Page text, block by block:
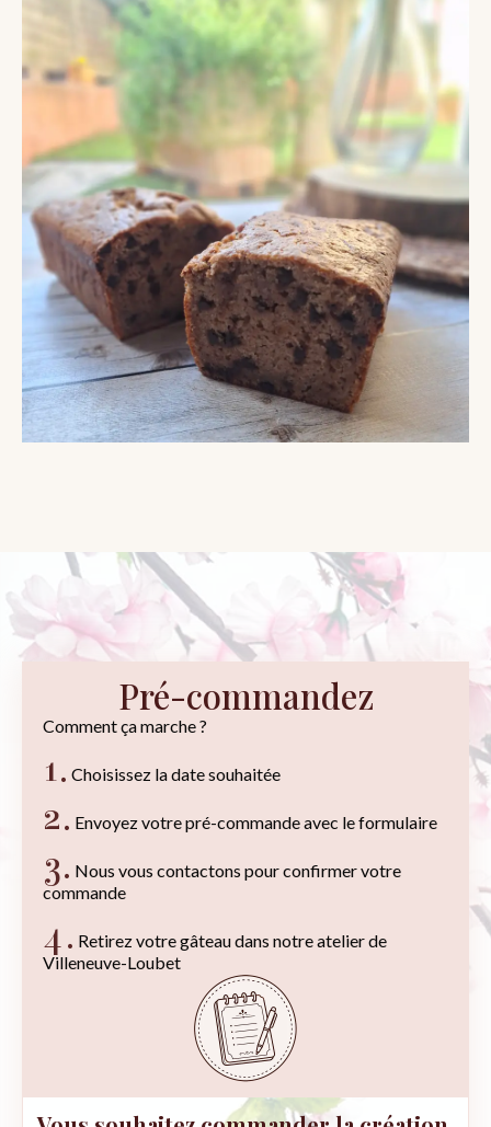
Pré-commandez
Comment ça marche ?
1. Choisissez la date souhaitée
2. Envoyez votre pré-commande avec le formulaire
3. Nous vous contactons pour confirmer votre
commande
4. Retirez votre gâteau dans notre atelier de
Villeneuve-Loubet